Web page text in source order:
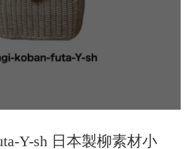
Y-sh 日本製柳素材小